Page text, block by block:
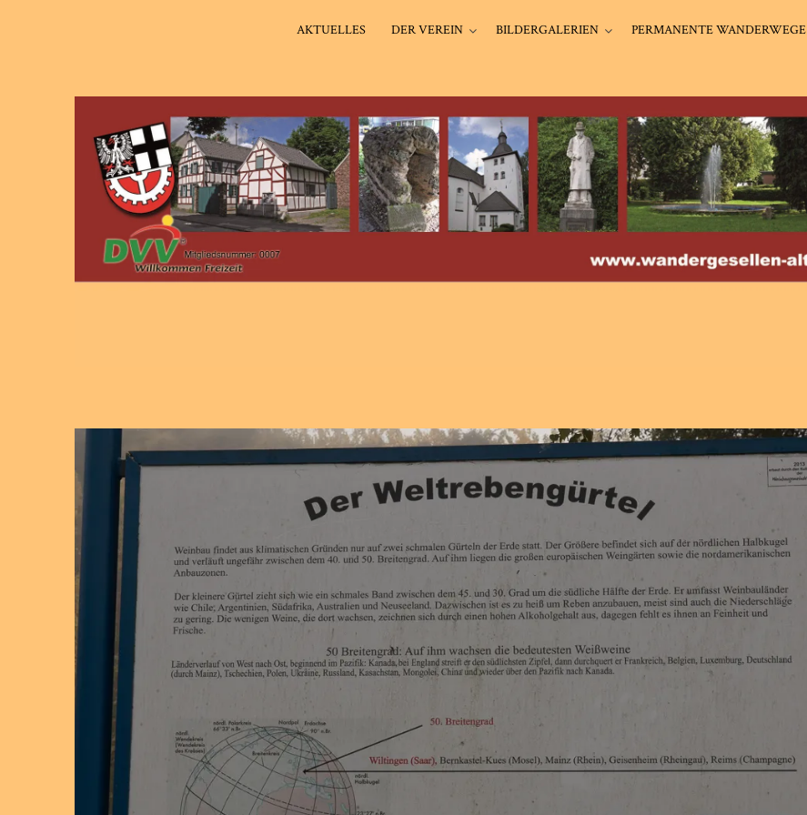
AKTUELLES DER VEREIN BILDERGALERIEN PERMANENTE WANDERWEGE